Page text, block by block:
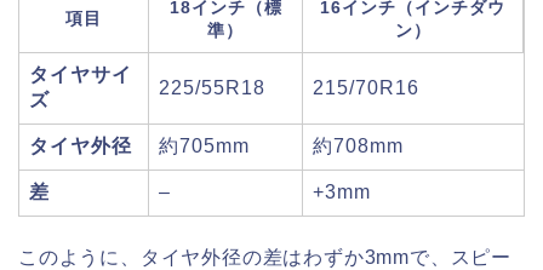
項目
18インチ（標
準）
16インチ（インチダウ
ン）
タイヤサイ
ズ
225/55R18 215/70R16
タイヤ外径 約705mm 約708mm
差 – +3mm
このように、タイヤ外径の差はわずか3mmで、スピー